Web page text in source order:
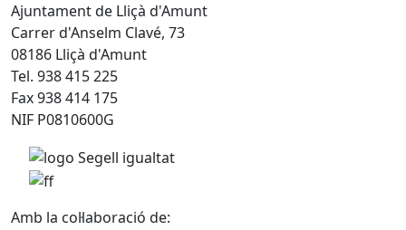
Ajuntament de Lliçà d'Amunt
Carrer d'Anselm Clavé, 73
08186 Lliçà d'Amunt
Tel. 938 415 225
Fax 938 414 175
NIF P0810600G
Amb la col·laboració de: